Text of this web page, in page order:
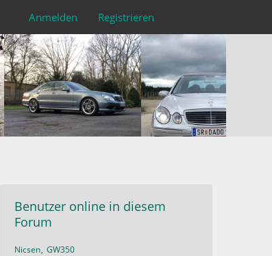
Anmelden Registrieren
Benutzer online in diesem
Forum
Nicsen GW350